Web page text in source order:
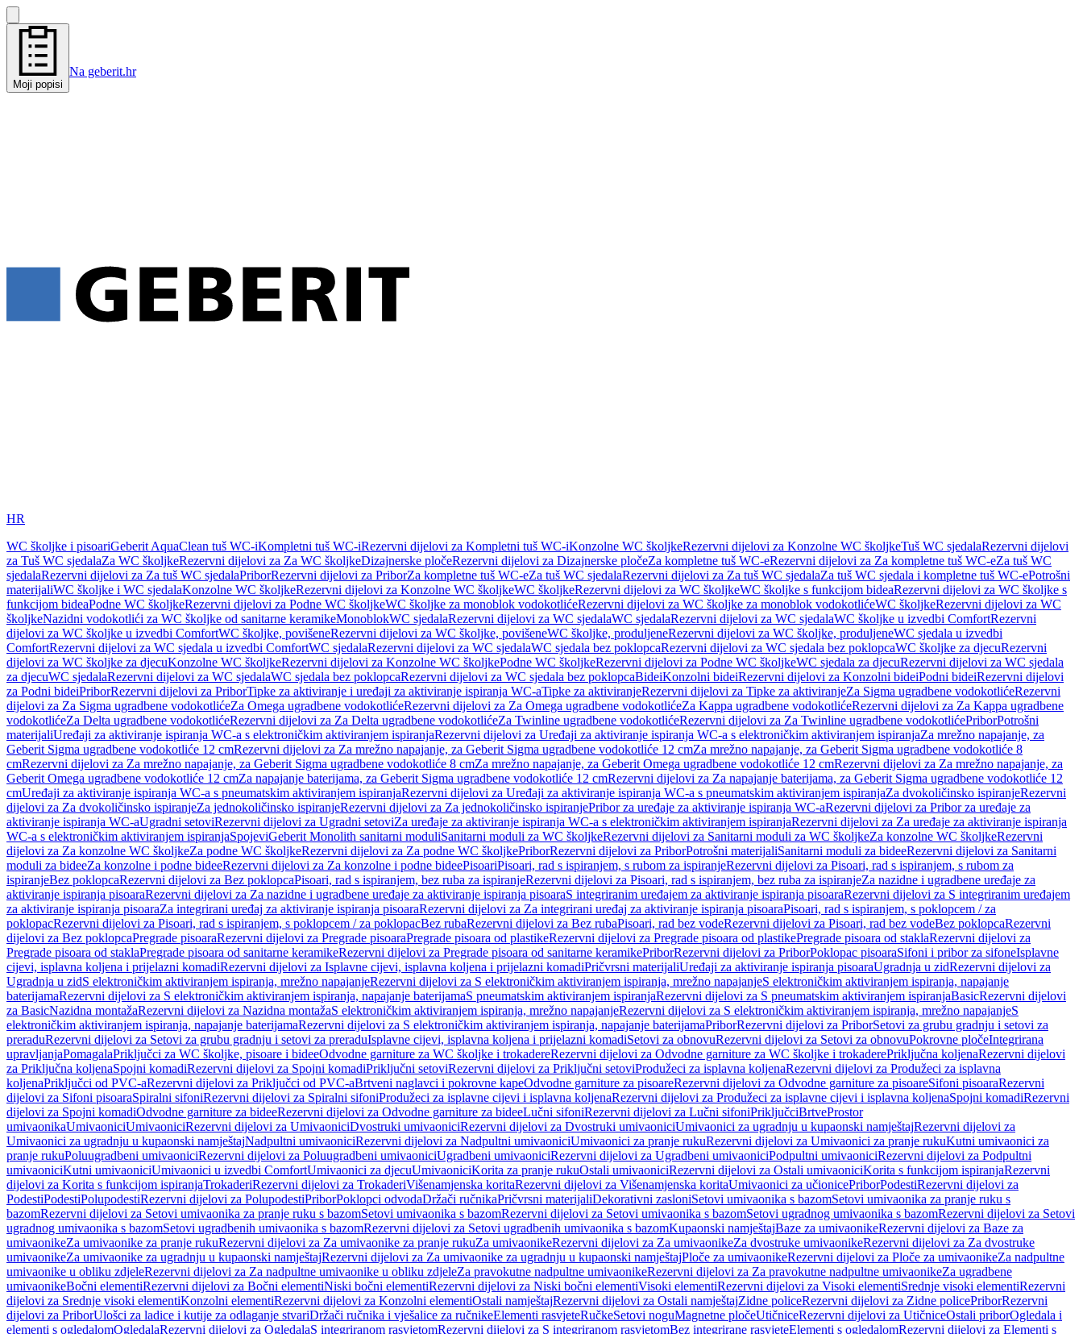
Moji popisi
Na geberit.hr
HR
WC školjke i pisoariGeberit AquaClean tuš WC-iKompletni tuš WC-iRezervni dijelovi za Kompletni tuš WC-iKonzolne WC školjkeRezervni dijelovi za Konzolne WC školjkeTuš WC sjedalaRezervni dijelovi
za Tuš WC sjedalaZa WC školjkeRezervni dijelovi za Za WC školjkeDizajnerske pločeRezervni dijelovi za Dizajnerske pločeZa kompletne tuš WC-eRezervni dijelovi za Za kompletne tuš WC-eZa tuš WC
sjedalaRezervni dijelovi za Za tuš WC sjedalaPriborRezervni dijelovi za PriborZa kompletne tuš WC-eZa tuš WC sjedalaRezervni dijelovi za Za tuš WC sjedalaZa tuš WC sjedala i kompletne tuš WC-ePotrošni
materijaliWC školjke i WC sjedalaKonzolne WC školjkeRezervni dijelovi za Konzolne WC školjkeWC školjkeRezervni dijelovi za WC školjkeWC školjke s funkcijom bideaRezervni dijelovi za WC školjke s
funkcijom bideaPodne WC školjkeRezervni dijelovi za Podne WC školjkeWC školjke za monoblok vodokotlićeRezervni dijelovi za WC školjke za monoblok vodokotlićeWC školjkeRezervni dijelovi za WC
školjkeNazidni vodokotlići za WC školjke od sanitarne keramikeMonoblokWC sjedalaRezervni dijelovi za WC sjedalaWC sjedalaRezervni dijelovi za WC sjedalaWC školjke u izvedbi ComfortRezervni
dijelovi za WC školjke u izvedbi ComfortWC školjke, povišeneRezervni dijelovi za WC školjke, povišeneWC školjke, produljeneRezervni dijelovi za WC školjke, produljeneWC sjedala u izvedbi
ComfortRezervni dijelovi za WC sjedala u izvedbi ComfortWC sjedalaRezervni dijelovi za WC sjedalaWC sjedala bez poklopcaRezervni dijelovi za WC sjedala bez poklopcaWC školjke za djecuRezervni
dijelovi za WC školjke za djecuKonzolne WC školjkeRezervni dijelovi za Konzolne WC školjkePodne WC školjkeRezervni dijelovi za Podne WC školjkeWC sjedala za djecuRezervni dijelovi za WC sjedala
za djecuWC sjedalaRezervni dijelovi za WC sjedalaWC sjedala bez poklopcaRezervni dijelovi za WC sjedala bez poklopcaBideiKonzolni bideiRezervni dijelovi za Konzolni bideiPodni bideiRezervni dijelovi
za Podni bideiPriborRezervni dijelovi za PriborTipke za aktiviranje i uređaji za aktiviranje ispiranja WC-aTipke za aktiviranjeRezervni dijelovi za Tipke za aktiviranjeZa Sigma ugradbene vodokotlićeRezervni
dijelovi za Za Sigma ugradbene vodokotlićeZa Omega ugradbene vodokotlićeRezervni dijelovi za Za Omega ugradbene vodokotlićeZa Kappa ugradbene vodokotlićeRezervni dijelovi za Za Kappa ugradbene
vodokotlićeZa Delta ugradbene vodokotlićeRezervni dijelovi za Za Delta ugradbene vodokotlićeZa Twinline ugradbene vodokotlićeRezervni dijelovi za Za Twinline ugradbene vodokotlićePriborPotrošni
materijaliUređaji za aktiviranje ispiranja WC-a s elektroničkim aktiviranjem ispiranjaRezervni dijelovi za Uređaji za aktiviranje ispiranja WC-a s elektroničkim aktiviranjem ispiranjaZa mrežno napajanje, za
Geberit Sigma ugradbene vodokotliće 12 cmRezervni dijelovi za Za mrežno napajanje, za Geberit Sigma ugradbene vodokotliće 12 cmZa mrežno napajanje, za Geberit Sigma ugradbene vodokotliće 8
cmRezervni dijelovi za Za mrežno napajanje, za Geberit Sigma ugradbene vodokotliće 8 cmZa mrežno napajanje, za Geberit Omega ugradbene vodokotliće 12 cmRezervni dijelovi za Za mrežno napajanje, za
Geberit Omega ugradbene vodokotliće 12 cmZa napajanje baterijama, za Geberit Sigma ugradbene vodokotliće 12 cmRezervni dijelovi za Za napajanje baterijama, za Geberit Sigma ugradbene vodokotliće 12
cmUređaji za aktiviranje ispiranja WC-a s pneumatskim aktiviranjem ispiranjaRezervni dijelovi za Uređaji za aktiviranje ispiranja WC-a s pneumatskim aktiviranjem ispiranjaZa dvokoličinsko ispiranjeRezervni
dijelovi za Za dvokoličinsko ispiranjeZa jednokoličinsko ispiranjeRezervni dijelovi za Za jednokoličinsko ispiranjePribor za uređaje za aktiviranje ispiranja WC-aRezervni dijelovi za Pribor za uređaje za
aktiviranje ispiranja WC-aUgradni setoviRezervni dijelovi za Ugradni setoviZa uređaje za aktiviranje ispiranja WC-a s elektroničkim aktiviranjem ispiranjaRezervni dijelovi za Za uređaje za aktiviranje ispiranja
WC-a s elektroničkim aktiviranjem ispiranjaSpojeviGeberit Monolith sanitarni moduliSanitarni moduli za WC školjkeRezervni dijelovi za Sanitarni moduli za WC školjkeZa konzolne WC školjkeRezervni
dijelovi za Za konzolne WC školjkeZa podne WC školjkeRezervni dijelovi za Za podne WC školjkePriborRezervni dijelovi za PriborPotrošni materijaliSanitarni moduli za bideeRezervni dijelovi za Sanitarni
moduli za bideeZa konzolne i podne bideeRezervni dijelovi za Za konzolne i podne bideePisoariPisoari, rad s ispiranjem, s rubom za ispiranjeRezervni dijelovi za Pisoari, rad s ispiranjem, s rubom za
ispiranjeBez poklopcaRezervni dijelovi za Bez poklopcaPisoari, rad s ispiranjem, bez ruba za ispiranjeRezervni dijelovi za Pisoari, rad s ispiranjem, bez ruba za ispiranjeZa nazidne i ugradbene uređaje za
aktiviranje ispiranja pisoaraRezervni dijelovi za Za nazidne i ugradbene uređaje za aktiviranje ispiranja pisoaraS integriranim uređajem za aktiviranje ispiranja pisoaraRezervni dijelovi za S integriranim uređajem
za aktiviranje ispiranja pisoaraZa integrirani uređaj za aktiviranje ispiranja pisoaraRezervni dijelovi za Za integrirani uređaj za aktiviranje ispiranja pisoaraPisoari, rad s ispiranjem, s poklopcem / za
poklopacRezervni dijelovi za Pisoari, rad s ispiranjem, s poklopcem / za poklopacBez rubaRezervni dijelovi za Bez rubaPisoari, rad bez vodeRezervni dijelovi za Pisoari, rad bez vodeBez poklopcaRezervni
dijelovi za Bez poklopcaPregrade pisoaraRezervni dijelovi za Pregrade pisoaraPregrade pisoara od plastikeRezervni dijelovi za Pregrade pisoara od plastikePregrade pisoara od staklaRezervni dijelovi za
Pregrade pisoara od staklaPregrade pisoara od sanitarne keramikeRezervni dijelovi za Pregrade pisoara od sanitarne keramikePriborRezervni dijelovi za PriborPoklopac pisoaraSifoni i pribor za sifoneIsplavne
cijevi, isplavna koljena i prijelazni komadiRezervni dijelovi za Isplavne cijevi, isplavna koljena i prijelazni komadiPričvrsni materijaliUređaji za aktiviranje ispiranja pisoaraUgradnja u zidRezervni dijelovi za
Ugradnja u zidS elektroničkim aktiviranjem ispiranja, mrežno napajanjeRezervni dijelovi za S elektroničkim aktiviranjem ispiranja, mrežno napajanjeS elektroničkim aktiviranjem ispiranja, napajanje
baterijamaRezervni dijelovi za S elektroničkim aktiviranjem ispiranja, napajanje baterijamaS pneumatskim aktiviranjem ispiranjaRezervni dijelovi za S pneumatskim aktiviranjem ispiranjaBasicRezervni dijelovi
za BasicNazidna montažaRezervni dijelovi za Nazidna montažaS elektroničkim aktiviranjem ispiranja, mrežno napajanjeRezervni dijelovi za S elektroničkim aktiviranjem ispiranja, mrežno napajanjeS
elektroničkim aktiviranjem ispiranja, napajanje baterijamaRezervni dijelovi za S elektroničkim aktiviranjem ispiranja, napajanje baterijamaPriborRezervni dijelovi za PriborSetovi za grubu gradnju i setovi za
preraduRezervni dijelovi za Setovi za grubu gradnju i setovi za preraduIsplavne cijevi, isplavna koljena i prijelazni komadiSetovi za obnovuRezervni dijelovi za Setovi za obnovuPokrovne pločeIntegrirana
upravljanjaPomagalaPriključci za WC školjke, pisoare i bideeOdvodne garniture za WC školjke i trokadereRezervni dijelovi za Odvodne garniture za WC školjke i trokaderePriključna koljenaRezervni dijelovi
za Priključna koljenaSpojni komadiRezervni dijelovi za Spojni komadiPriključni setoviRezervni dijelovi za Priključni setoviProdužeci za isplavna koljenaRezervni dijelovi za Produžeci za isplavna
koljenaPriključci od PVC-aRezervni dijelovi za Priključci od PVC-aBrtveni naglavci i pokrovne kapeOdvodne garniture za pisoareRezervni dijelovi za Odvodne garniture za pisoareSifoni pisoaraRezervni
dijelovi za Sifoni pisoaraSpiralni sifoniRezervni dijelovi za Spiralni sifoniProdužeci za isplavne cijevi i isplavna koljenaRezervni dijelovi za Produžeci za isplavne cijevi i isplavna koljenaSpojni komadiRezervni
dijelovi za Spojni komadiOdvodne garniture za bideeRezervni dijelovi za Odvodne garniture za bideeLučni sifoniRezervni dijelovi za Lučni sifoniPriključciBrtveProstor
umivaonikaUmivaoniciUmivaoniciRezervni dijelovi za UmivaoniciDvostruki umivaoniciRezervni dijelovi za Dvostruki umivaoniciUmivaonici za ugradnju u kupaonski namještajRezervni dijelovi za
Umivaonici za ugradnju u kupaonski namještajNadpultni umivaoniciRezervni dijelovi za Nadpultni umivaoniciUmivaonici za pranje rukuRezervni dijelovi za Umivaonici za pranje rukuKutni umivaonici za
pranje rukuPoluugradbeni umivaoniciRezervni dijelovi za Poluugradbeni umivaoniciUgradbeni umivaoniciRezervni dijelovi za Ugradbeni umivaoniciPodpultni umivaoniciRezervni dijelovi za Podpultni
umivaoniciKutni umivaoniciUmivaonici u izvedbi ComfortUmivaonici za djecuUmivaoniciKorita za pranje rukuOstali umivaoniciRezervni dijelovi za Ostali umivaoniciKorita s funkcijom ispiranjaRezervni
dijelovi za Korita s funkcijom ispiranjaTrokaderiRezervni dijelovi za TrokaderiVišenamjenska koritaRezervni dijelovi za Višenamjenska koritaUmivaonici za učionicePriborPodestiRezervni dijelovi za
PodestiPodestiPolupodestiRezervni dijelovi za PolupodestiPriborPoklopci odvodaDržači ručnikaPričvrsni materijaliDekorativni zasloniSetovi umivaonika s bazomSetovi umivaonika za pranje ruku s
bazomRezervni dijelovi za Setovi umivaonika za pranje ruku s bazomSetovi umivaonika s bazomRezervni dijelovi za Setovi umivaonika s bazomSetovi ugradnog umivaonika s bazomRezervni dijelovi za Setovi
ugradnog umivaonika s bazomSetovi ugradbenih umivaonika s bazomRezervni dijelovi za Setovi ugradbenih umivaonika s bazomKupaonski namještajBaze za umivaonikeRezervni dijelovi za Baze za
umivaonikeZa umivaonike za pranje rukuRezervni dijelovi za Za umivaonike za pranje rukuZa umivaonikeRezervni dijelovi za Za umivaonikeZa dvostruke umivaonikeRezervni dijelovi za Za dvostruke
umivaonikeZa umivaonike za ugradnju u kupaonski namještajRezervni dijelovi za Za umivaonike za ugradnju u kupaonski namještajPloče za umivaonikeRezervni dijelovi za Ploče za umivaonikeZa nadpultne
umivaonike u obliku zdjeleRezervni dijelovi za Za nadpultne umivaonike u obliku zdjeleZa pravokutne nadpultne umivaonikeRezervni dijelovi za Za pravokutne nadpultne umivaonikeZa ugradbene
umivaonikeBočni elementiRezervni dijelovi za Bočni elementiNiski bočni elementiRezervni dijelovi za Niski bočni elementiVisoki elementiRezervni dijelovi za Visoki elementiSrednje visoki elementiRezervni
dijelovi za Srednje visoki elementiKonzolni elementiRezervni dijelovi za Konzolni elementiOstali namještajRezervni dijelovi za Ostali namještajZidne policeRezervni dijelovi za Zidne policePriborRezervni
dijelovi za PriborUlošci za ladice i kutije za odlaganje stvariDržači ručnika i vješalice za ručnikeElementi rasvjeteRučkeSetovi noguMagnetne pločeUtičniceRezervni dijelovi za UtičniceOstali priborOgledala i
elementi s ogledalomOgledalaRezervni dijelovi za OgledalaS integriranom rasvjetomRezervni dijelovi za S integriranom rasvjetomBez integrirane rasvjeteElementi s ogledalomRezervni dijelovi za Elementi s